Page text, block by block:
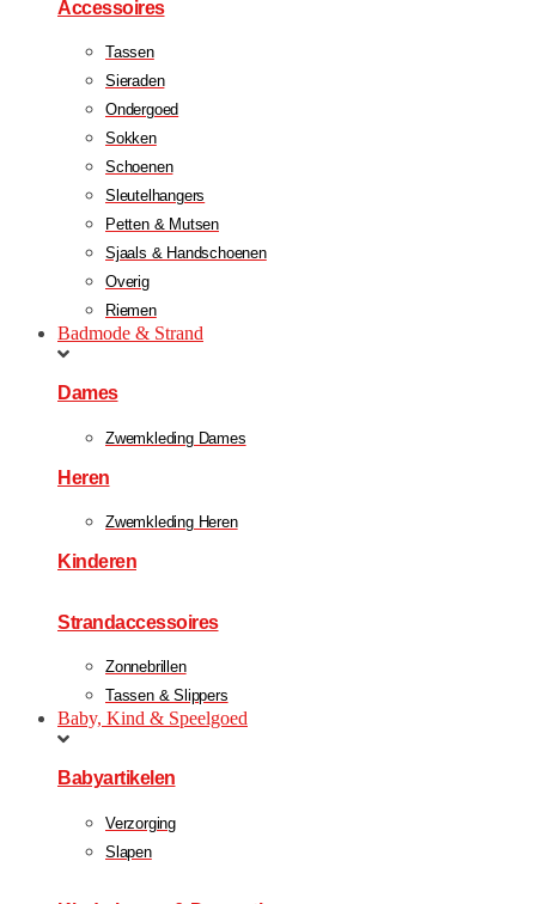
Accessoires
Tassen
Sieraden
Ondergoed
Sokken
Schoenen
Sleutelhangers
Petten & Mutsen
Sjaals & Handschoenen
Overig
Riemen
Badmode & Strand
Dames
Zwemkleding Dames
Heren
Zwemkleding Heren
Kinderen
Strandaccessoires
Zonnebrillen
Tassen & Slippers
Baby, Kind & Speelgoed
Babyartikelen
Verzorging
Slapen